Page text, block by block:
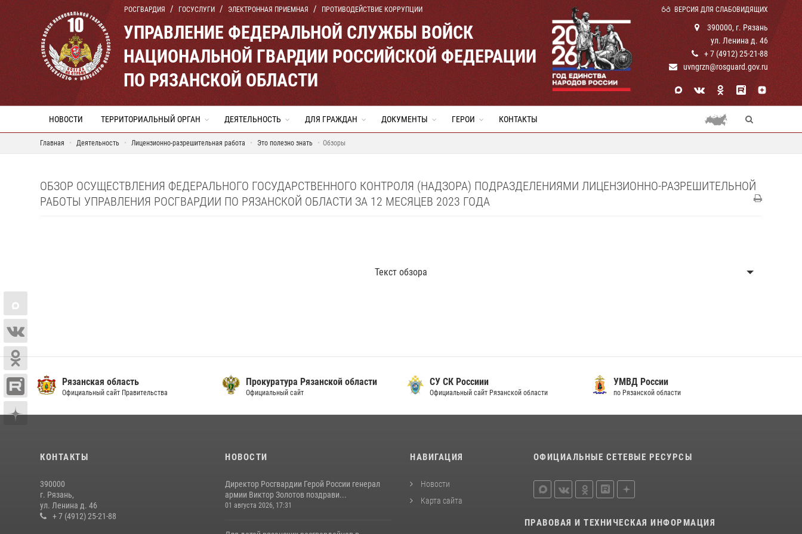
РОСГВАРДИЯ ГОСУСЛУГИ ЭЛЕКТРОННАЯ ПРИЕМНАЯ ПРОТИВОДЕЙСТВИЕ КОРРУПЦИИ ВЕРСИЯ ДЛЯ СЛАБОВИДЯЩИХ
УПРАВЛЕНИЕ ФЕДЕРАЛЬНОЙ СЛУЖБЫ ВОЙСК
НАЦИОНАЛЬНОЙ ГВАРДИИ РОССИЙСКОЙ ФЕДЕРАЦИИ
ПО РЯЗАНСКОЙ ОБЛАСТИ
390000, г. Рязань
ул. Ленина д. 46
+ 7 (4912) 25-21-88
uvngrzn@rosguard.gov.ru
НОВОСТИ ТЕРРИТОРИАЛЬНЫЙ ОРГАН ДЕЯТЕЛЬНОСТЬ ДЛЯ ГРАЖДАН ДОКУМЕНТЫ ГЕРОИ КОНТАКТЫ
Главная Деятельность Лицензионно-разрешительная работа Это полезно знать Обзоры
ОБЗОР ОСУЩЕСТВЛЕНИЯ ФЕДЕРАЛЬНОГО ГОСУДАРСТВЕННОГО КОНТРОЛЯ (НАДЗОРА) ПОДРАЗДЕЛЕНИЯМИ ЛИЦЕНЗИОННО-РАЗРЕШИТЕЛЬНОЙ
РАБОТЫ УПРАВЛЕНИЯ РОСГВАРДИИ ПО РЯЗАНСКОЙ ОБЛАСТИ ЗА 12 МЕСЯЦЕВ 2023 ГОДА
Текст обзора
Рязанская область
Официальный сайт Правительства
Прокуратура Рязанской области
Официальный сайт
СУ СК Россиии
Официальный сайт Рязанской области
УМВД России
по Рязанской области
КОНТАКТЫ
390000
г. Рязань,
ул. Ленина д. 46
+ 7 (4912) 25-21-88
НОВОСТИ
Директор Росгвардии Герой России генерал
армии Виктор Золотов поздрави...
01 августа 2026, 17:31
НАВИГАЦИЯ
Новости
Карта сайта
ОФИЦИАЛЬНЫЕ СЕТЕВЫЕ РЕСУРСЫ
ПРАВОВАЯ И ТЕХНИЧЕСКАЯ ИНФОРМАЦИЯ